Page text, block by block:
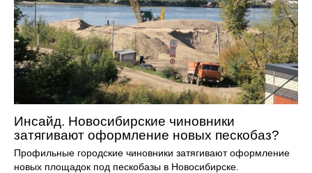
Инсайд. Новосибирские чиновники
затягивают оформление новых пескобаз?
Профильные городские чиновники затягивают оформление
новых площадок под пескобазы в Новосибирске.